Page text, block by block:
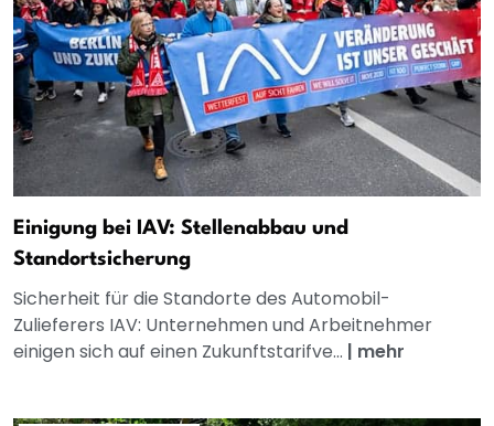
Einigung bei IAV: Stellenabbau und
Standortsicherung
Sicherheit für die Standorte des Automobil-
Zulieferers IAV: Unternehmen und Arbeitnehmer
einigen sich auf einen Zukunftstarifve... | mehr